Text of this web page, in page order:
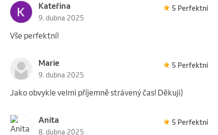
Kateřina
9. dubna 2025
5 Perfektní
Vše perfektní!
Marie
9. dubna 2025
5 Perfektní
Jako obvykle velmi příjemně strávený čas! Děkuji)
Anita
8. dubna 2025
5 Perfektní